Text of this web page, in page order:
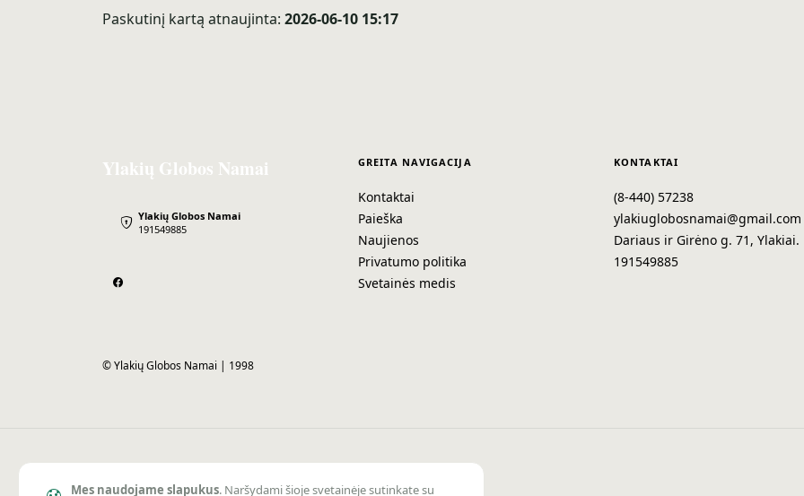
Mes naudojame slapukus. Naršydami šioje svetainėje sutinkate su
Paskutinį kartą atnaujinta: 2026-06-10 15:17
Ylakių Globos Namai
Ylakių Globos Namai
191549885
GREITA NAVIGACIJA
Kontaktai
Paieška
Naujienos
Privatumo politika
Svetainės medis
KONTAKTAI
(8-440) 57238
ylakiuglobosnamai@gmail.com
Dariaus ir Girėno g. 71, Ylakiai.
191549885
© Ylakių Globos Namai | 1998